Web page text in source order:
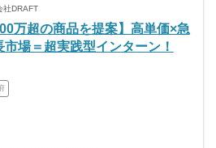
社DRAFT
万超の商品を提案】高単価×急
市場＝超実践型インターン！